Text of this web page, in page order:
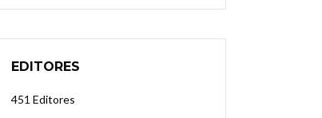
EDITORES
451 Editores